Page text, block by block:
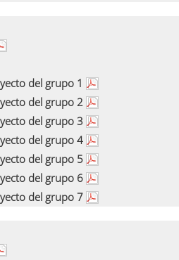
del grupo 1
del grupo 2
del grupo 3
del grupo 4
del grupo 5
del grupo 6
del grupo 7